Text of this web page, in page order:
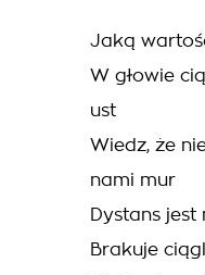
Jaką
W głowie
ust
Wiedz, że
nami mur
Dystans
Brakuje